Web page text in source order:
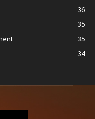
36
35
35
34